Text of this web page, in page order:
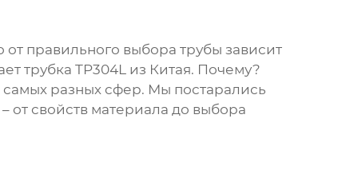
правильного выбора трубы зависит
трубка TP304L из Китая. Почему?
разных сфер. Мы постарались
свойств материала до выбора